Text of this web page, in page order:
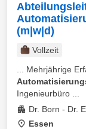
(m|w|d)
Vollzeit
... Mehrjährige
Ingenieurbüro ...
Dr. Born - Dr.
Essen